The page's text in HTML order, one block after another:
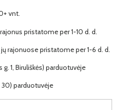
vnt.
pristatome per 1-10 d. d.
rajonuose pristatome per 1-6 d. d.
g. 1, Biruliškės) parduotuvėje
30) parduotuvėje